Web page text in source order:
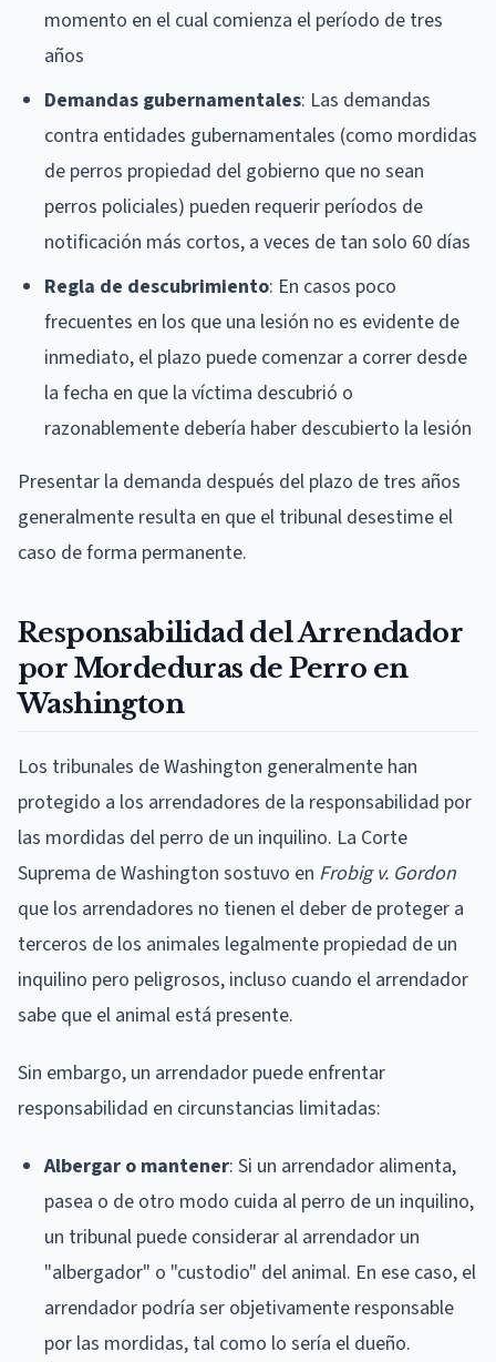
momento en el cual comienza el período de tres
años
Demandas gubernamentales: Las demandas
contra entidades gubernamentales (como mordidas
de perros propiedad del gobierno que no sean
perros policiales) pueden requerir períodos de
notificación más cortos, a veces de tan solo 60 días
Regla de descubrimiento: En casos poco
frecuentes en los que una lesión no es evidente de
inmediato, el plazo puede comenzar a correr desde
la fecha en que la víctima descubrió o
razonablemente debería haber descubierto la lesión
Presentar la demanda después del plazo de tres años
generalmente resulta en que el tribunal desestime el
caso de forma permanente.
Responsabilidad del Arrendador
por Mordeduras de Perro en
Washington
Los tribunales de Washington generalmente han
protegido a los arrendadores de la responsabilidad por
las mordidas del perro de un inquilino. La Corte
Suprema de Washington sostuvo en Frobig v. Gordon
que los arrendadores no tienen el deber de proteger a
terceros de los animales legalmente propiedad de un
inquilino pero peligrosos, incluso cuando el arrendador
sabe que el animal está presente.
Sin embargo, un arrendador puede enfrentar
responsabilidad en circunstancias limitadas:
Albergar o mantener: Si un arrendador alimenta,
pasea o de otro modo cuida al perro de un inquilino,
un tribunal puede considerar al arrendador un
"albergador" o "custodio" del animal. En ese caso, el
arrendador podría ser objetivamente responsable
por las mordidas, tal como lo sería el dueño.